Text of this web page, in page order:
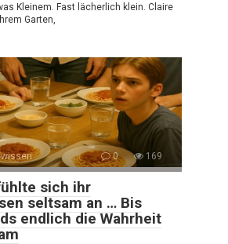
Kleinem. Fast lächerlich klein. Claire
Garten,
0 169
sich ihr
seltsam an … Bis
endlich die Wahrheit